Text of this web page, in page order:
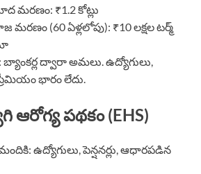
మరణం: ₹1.2 కోట్లు
మరణం (60 ఏళ్లలోపు): ₹10 లక్షల టర్మ్
బ్యాంకర్ల ద్వారా అమలు. ఉద్యోగులు,
ప్రీమియం భారం లేదు.
ఆరోగ్య పథకం (EHS)
మందికి: ఉద్యోగులు, పెన్షనర్లు, ఆధారపడిన